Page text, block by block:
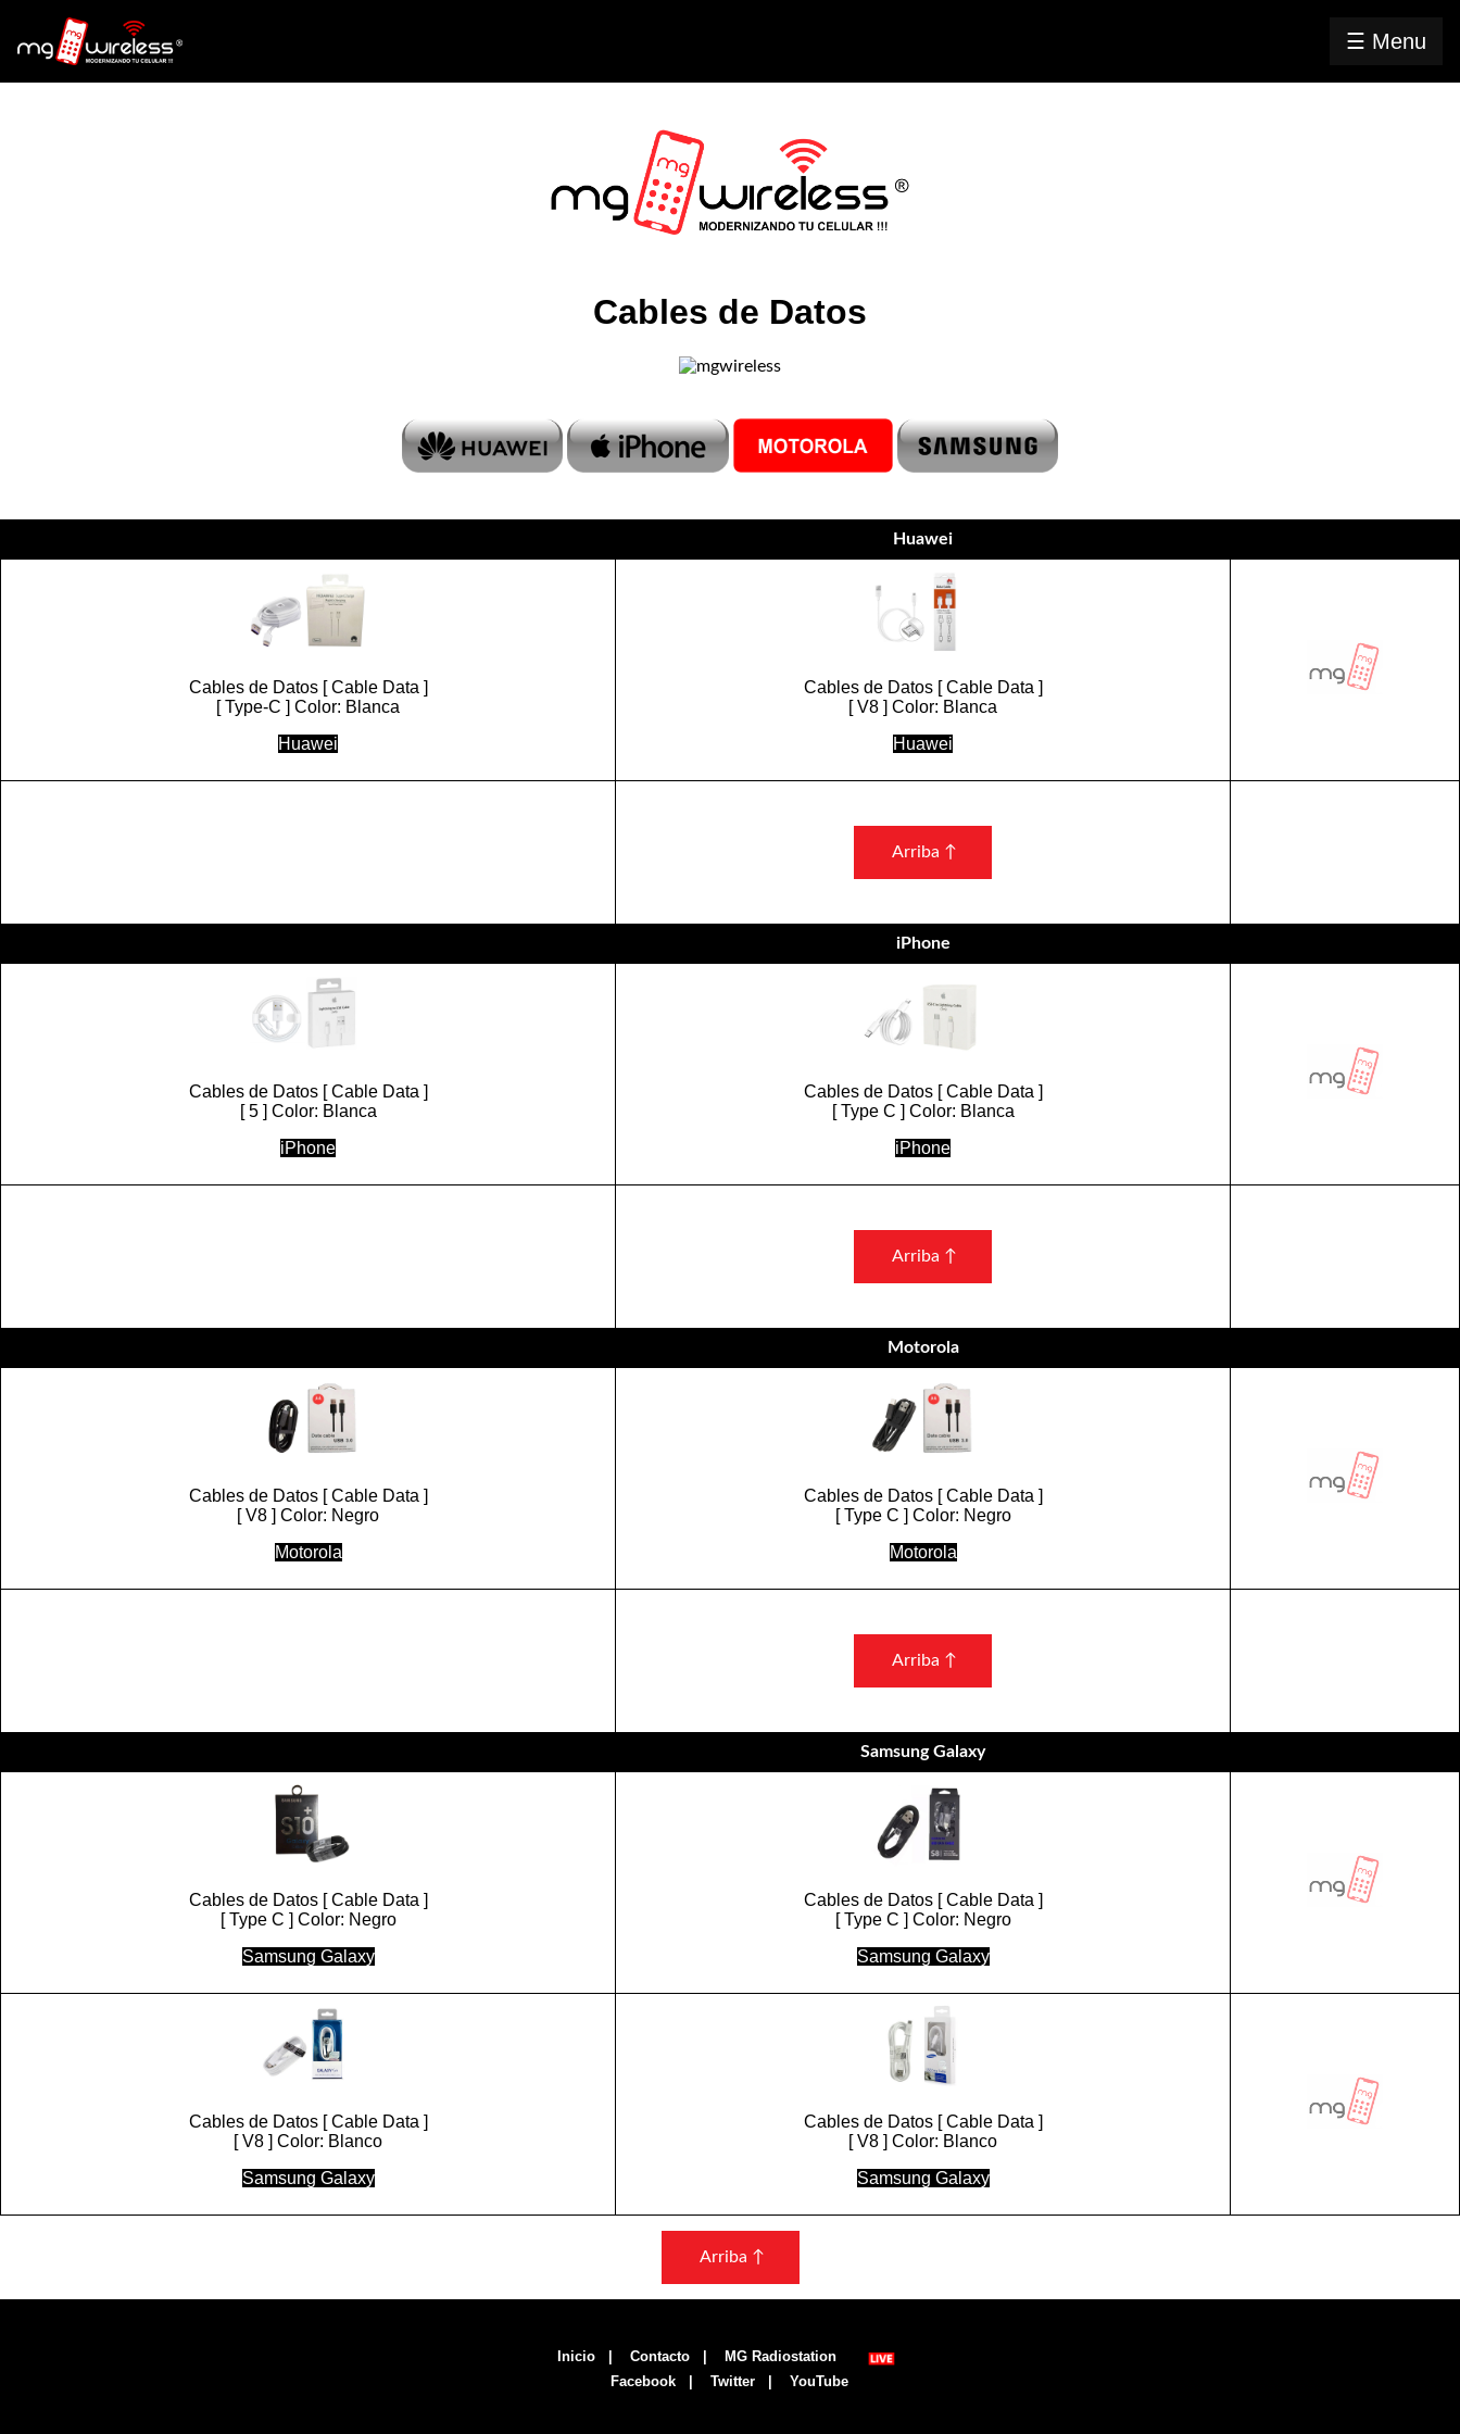
☰ Menu
Inicio
Cables de Datos
Huawei
Cables de Datos [ Cable Data ]
[ Type-C ] Color: Blanca
Huawei
Cables de Datos [ Cable Data ]
[ V8 ] Color: Blanca
Huawei
Arriba ↑
iPhone
Cables de Datos [ Cable Data ]
[ 5 ] Color: Blanca
iPhone
Cables de Datos [ Cable Data ]
[ Type C ] Color: Blanca
iPhone
Arriba ↑
Motorola
Cables de Datos [ Cable Data ]
[ V8 ] Color: Negro
Motorola
Cables de Datos [ Cable Data ]
[ Type C ] Color: Negro
Motorola
Arriba ↑
Samsung Galaxy
Cables de Datos [ Cable Data ]
[ Type C ] Color: Negro
Samsung Galaxy
Cables de Datos [ Cable Data ]
[ Type C ] Color: Negro
Samsung Galaxy
Cables de Datos [ Cable Data ]
[ V8 ] Color: Blanco
Samsung Galaxy
Cables de Datos [ Cable Data ]
[ V8 ] Color: Blanco
Samsung Galaxy
Arriba ↑
Inicio| Contacto|
MG Radiostation
Facebook
Twitter YouTube